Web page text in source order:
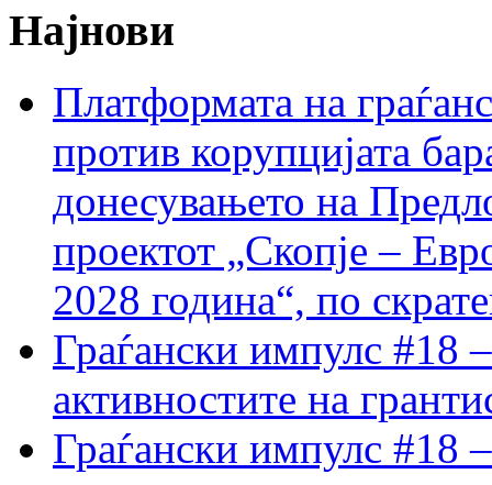
Најнови
Платформата на
против корупцијата
донесувањето на
проектот „Скопје –
2028 година“, по
Граѓански импулс #18
активностите на
Граѓански импулс #18